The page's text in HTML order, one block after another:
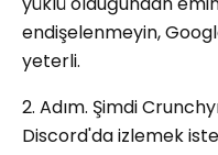
endişelenmeyin,
yeterli.
2. Adım. Şimdi
Discord'da izlemek